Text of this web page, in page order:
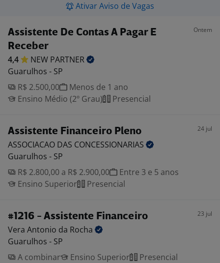
Ativar Aviso de Vagas
Assistente De Contas A Pagar E
Receber
Ontem
4,4 NEW PARTNER
Guarulhos - SP
R$ 2.500,00
Menos de 1 ano
Ensino Médio (2º Grau)
Presencial
Assistente Financeiro Pleno 24 jul
ASSOCIACAO DAS CONCESSIONARIAS
Guarulhos - SP
R$ 2.800,00 a R$ 2.900,00
Entre 3 e 5 anos
Ensino Superior
Presencial
#1216 - Assistente Financeiro 23 jul
Vera Antonio da Rocha
Guarulhos - SP
A combinar
Ensino Superior Presencial